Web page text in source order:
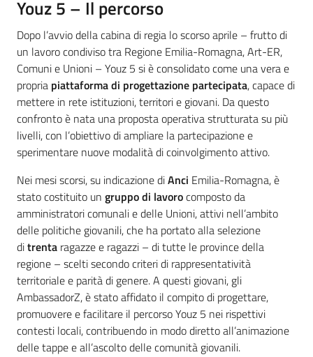
Youz 5 – Il percorso
Dopo l’avvio della cabina di regia lo scorso aprile – frutto di
un lavoro condiviso tra Regione Emilia-Romagna, Art-ER,
Comuni e Unioni – Youz 5 si è consolidato come una vera e
propria piattaforma di progettazione partecipata, capace di
mettere in rete istituzioni, territori e giovani. Da questo
confronto è nata una proposta operativa strutturata su più
livelli, con l’obiettivo di ampliare la partecipazione e
sperimentare nuove modalità di coinvolgimento attivo.
Nei mesi scorsi, su indicazione diAnci Emilia-Romagna, è
stato costituito un gruppo di lavorocomposto da
amministratori comunali e delle Unioni, attivi nell’ambito
delle politiche giovanili, che ha portato alla selezione
ditrenta ragazze e ragazzi – di tutte le province della
regione – scelti secondo criteri di rappresentatività
territoriale e parità di genere. A questi giovani, gli
AmbassadorZ, è stato affidato il compito di progettare,
promuovere e facilitare il percorso Youz 5 nei rispettivi
contesti locali, contribuendo in modo diretto all’animazione
delle tappe e all’ascolto delle comunità giovanili.